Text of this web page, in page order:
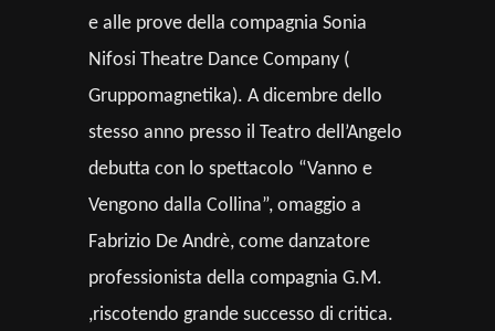
e alle prove della compagnia Sonia
Nifosi Theatre Dance Company (
Gruppomagnetika). A dicembre dello
stesso anno presso il Teatro dell’Angelo
debutta con lo spettacolo “Vanno e
Vengono dalla Collina”, omaggio a
Fabrizio De Andrè, come danzatore
professionista della compagnia G.M.
,riscotendo grande successo di critica.